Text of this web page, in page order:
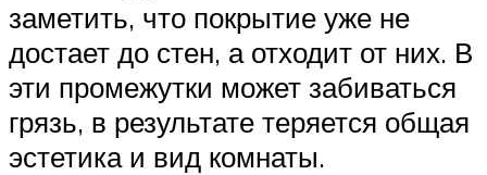
заметить, что покрытие уже не
достает до стен, а отходит от них. В
эти промежутки может забиваться
грязь, в результате теряется общая
эстетика и вид комнаты.